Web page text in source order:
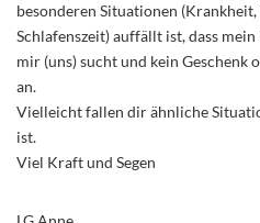
besonderen Situationen
Schlafenszeit) auffällt ist, dass
mir (uns) sucht und kein Geschenk
an.
Vielleicht fallen dir ähnliche
ist.
Viel Kraft und Segen